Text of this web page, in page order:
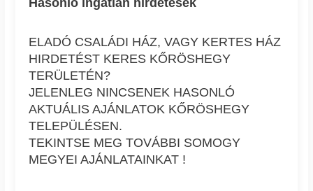
Hasonló ingatlan hírdetések
ELADÓ CSALÁDI HÁZ, VAGY KERTES HÁZ
HIRDETÉST KERES KŐRÖSHEGY
TERÜLETÉN?
JELENLEG NINCSENEK HASONLÓ
AKTUÁLIS AJÁNLATOK KŐRÖSHEGY
TELEPÜLÉSEN.
TEKINTSE MEG TOVÁBBI SOMOGY
MEGYEI AJÁNLATAINKAT !